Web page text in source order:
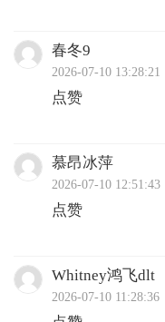
春冬9
2026-07-10 13:28:21
点赞
慕昂冰萍
2026-07-10 12:51:43
点赞
Whitney鸿飞dlt
2026-07-10 11:28:36